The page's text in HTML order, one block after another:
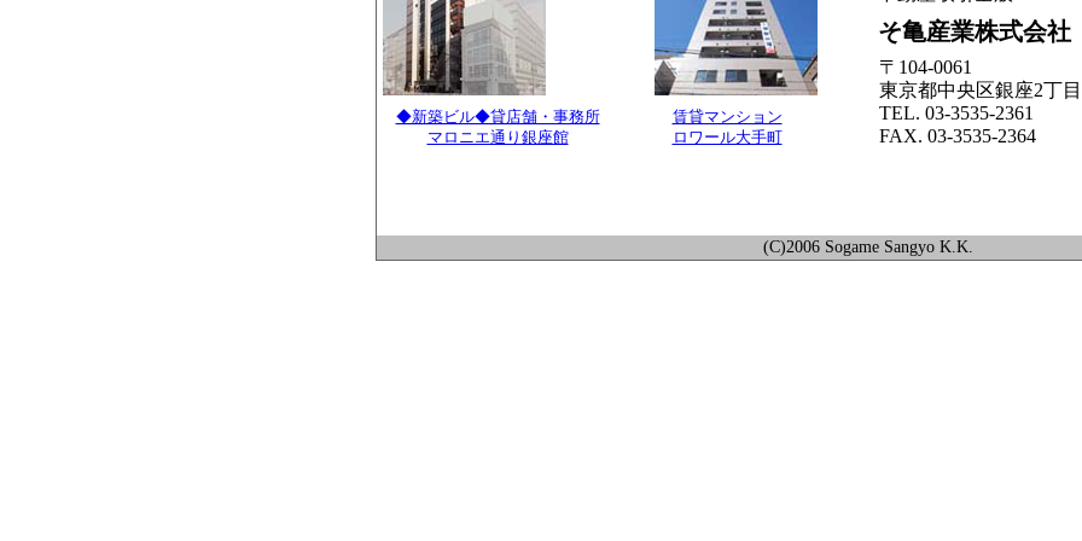
◆新築ビル◆貸店舗・事務所
マロニエ通り銀座館
賃貸マンション
ロワール大手町
そ亀産業株式会社
〒104-0061
東京都中央区銀座2丁
TEL. 03-3535-2361
FAX. 03-3535-2364
(C)2006 Sogame Sangyo K.K.